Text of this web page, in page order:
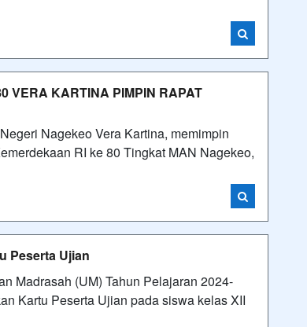
VERA KARTINA PIMPIN RAPAT
Nagekeo Vera Kartina, memimpin
RI ke 80 Tingkat MAN Nagekeo,
Peserta Ujian
Madrasah (UM) Tahun Pelajaran 2024-
Kartu Peserta Ujian pada siswa kelas XII